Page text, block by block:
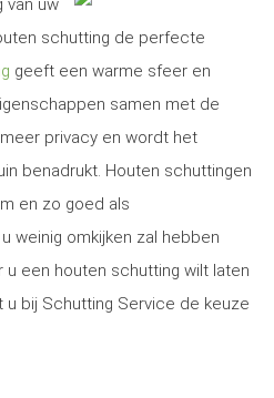
van uw
schutting de perfecte
geeft een warme sfeer en
samen met de
privacy en wordt het
benadrukt. Houten schuttingen
en zo goed als
weinig omkijken zal hebben
u een houten schutting wilt laten
u bij Schutting Service de keuze